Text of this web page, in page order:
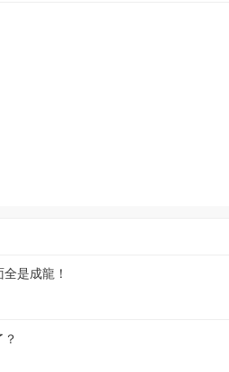
是成龍！